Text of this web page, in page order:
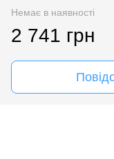
Немає в наявності
2 741 грн